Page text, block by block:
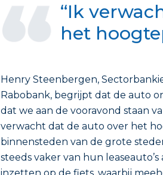
“Ik
het
Henry Steenbergen,
Rabobank, begrijpt dat de auto
dat we aan de vooravond staan
verwacht dat de auto over het
binnensteden van de grote
steeds vaker van hun